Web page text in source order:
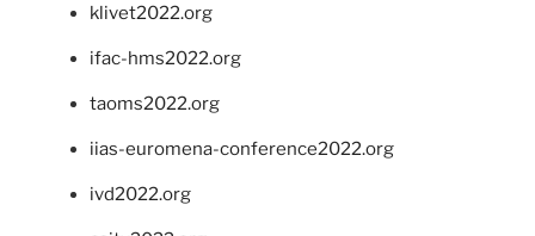
klivet2022.org
ifac-hms2022.org
taoms2022.org
iias-euromena-conference2022.org
ivd2022.org